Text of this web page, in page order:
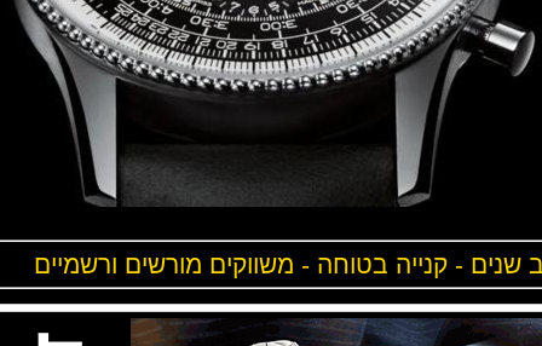
- קנייה בטוחה - משווקים מורשים ורשמיים